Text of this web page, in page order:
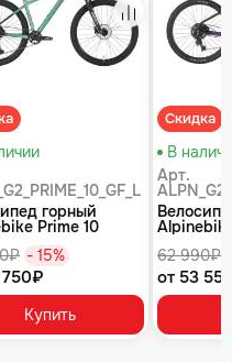
Сравнение
горный
Prime 10
- 15%
Купить
Скидка
В
Арт.
62 990₽
от 53